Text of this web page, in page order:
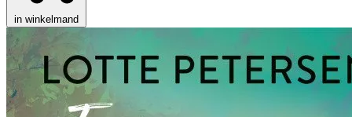
in winkelmand